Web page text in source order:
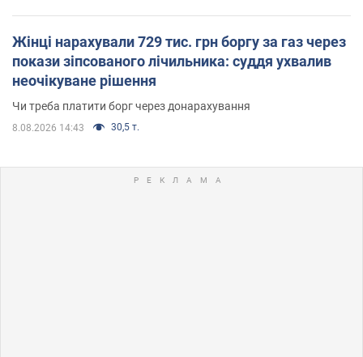
Жінці нарахували 729 тис. грн боргу за газ через
покази зіпсованого лічильника: суддя ухвалив
неочікуване рішення
Чи треба платити борг через донарахування
8.08.2026 14:43 30,5 т.